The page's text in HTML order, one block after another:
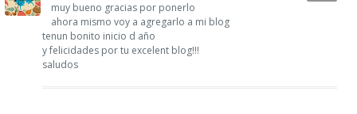
muy bueno gracias por ponerlo
ahora mismo voy a agregarlo a mi blog
tenun bonito inicio d año
y felicidades por tu excelent blog!!!
saludos